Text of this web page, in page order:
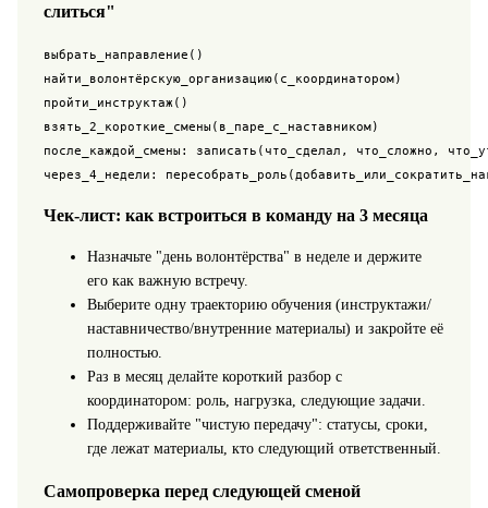
слиться"
выбрать_направление()
найти_волонтёрскую_организацию(с_координатором)
пройти_инструктаж()
взять_2_короткие_смены(в_паре_с_наставником)
после_каждой_смены: записать(что_сделал, что_сложно,
через_4_недели:
Чек-лист: как встроиться в команду на 3 месяца
Назначьте "день волонтёрства" в неделе и держите
его как важную встречу.
Выберите одну траекторию обучения (инструктажи/
наставничество/внутренние материалы) и закройте её
полностью.
Раз в месяц делайте короткий разбор с
координатором: роль, нагрузка, следующие задачи.
Поддерживайте "чистую передачу": статусы, сроки,
где лежат материалы, кто следующий ответственный.
Самопроверка перед следующей сменой